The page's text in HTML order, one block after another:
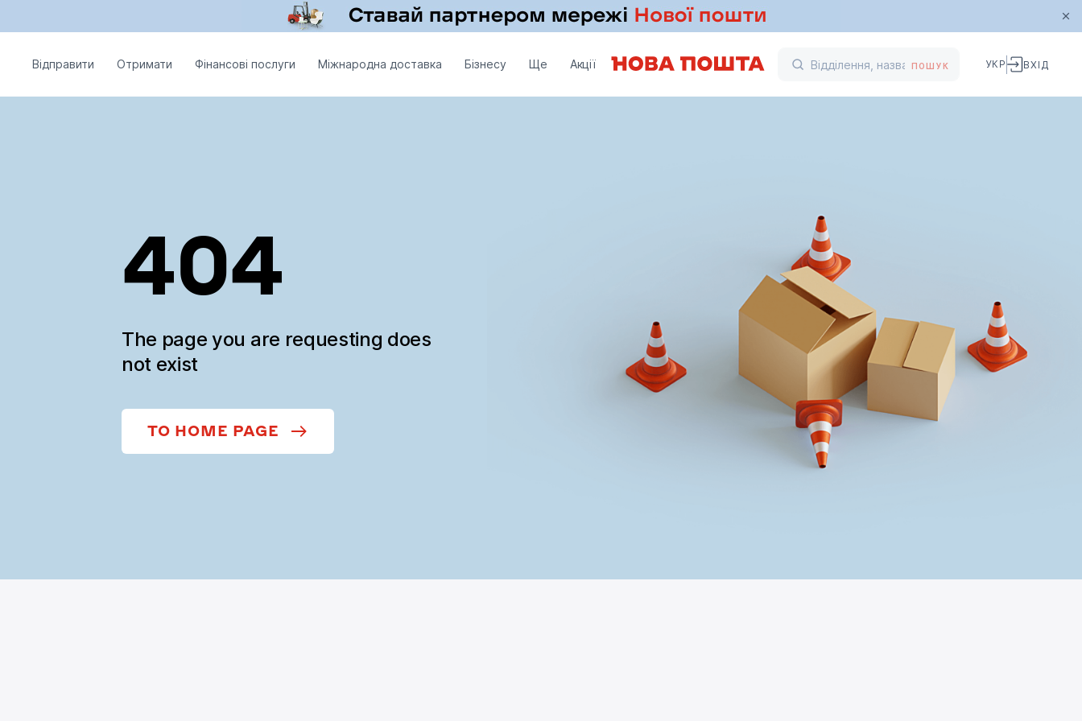
Відправити Отримати Фінансові послуги Міжнародна доставка Бізнесу Ще Акції ПОШУК УКР ВХІД
404
The page you are requesting does
not exist
TO HOME PAGE